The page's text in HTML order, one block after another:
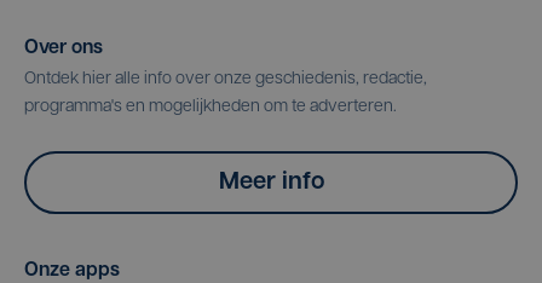
Over ons
Ontdek hier alle info over onze geschiedenis, redactie,
programma's en mogelijkheden om te adverteren.
Meer info
Onze apps